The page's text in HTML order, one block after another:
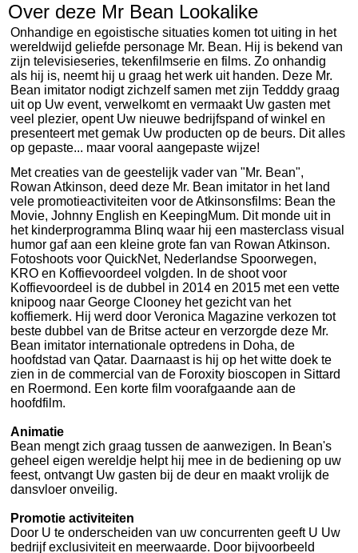
Over deze Mr Bean Lookalike
Onhandige en egoistische situaties komen tot uiting in het
wereldwijd geliefde personage Mr. Bean. Hij is bekend van
zijn televisieseries, tekenfilmserie en films. Zo onhandig
als hij is, neemt hij u graag het werk uit handen. Deze Mr.
Bean imitator nodigt zichzelf samen met zijn Tedddy graag
uit op Uw event, verwelkomt en vermaakt Uw gasten met
veel plezier, opent Uw nieuwe bedrijfspand of winkel en
presenteert met gemak Uw producten op de beurs. Dit alles
op gepaste... maar vooral aangepaste wijze!
Met creaties van de geestelijk vader van "Mr. Bean",
Rowan Atkinson, deed deze Mr. Bean imitator in het land
vele promotieactiviteiten voor de Atkinsonsfilms: Bean the
Movie, Johnny English en KeepingMum. Dit monde uit in
het kinderprogramma Blinq waar hij een masterclass visual
humor gaf aan een kleine grote fan van Rowan Atkinson.
Fotoshoots voor QuickNet, Nederlandse Spoorwegen,
KRO en Koffievoordeel volgden. In de shoot voor
Koffievoordeel is de dubbel in 2014 en 2015 met een vette
knipoog naar George Clooney het gezicht van het
koffiemerk. Hij werd door Veronica Magazine verkozen tot
beste dubbel van de Britse acteur en verzorgde deze Mr.
Bean imitator internationale optredens in Doha, de
hoofdstad van Qatar. Daarnaast is hij op het witte doek te
zien in de commercial van de Foroxity bioscopen in Sittard
en Roermond. Een korte film voorafgaande aan de
hoofdfilm.
Animatie
Bean mengt zich graag tussen de aanwezigen. In Bean's
geheel eigen wereldje helpt hij mee in de bediening op uw
feest, ontvangt Uw gasten bij de deur en maakt vrolijk de
dansvloer onveilig.
Promotie activiteiten
Door U te onderscheiden van uw concurrenten geeft U Uw
bedrijf exclusiviteit en meerwaarde. Door bijvoorbeeld